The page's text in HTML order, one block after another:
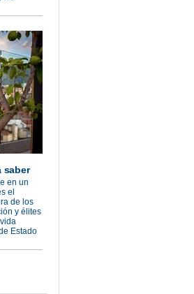
saber
en un
el
de los
y élites
Estado